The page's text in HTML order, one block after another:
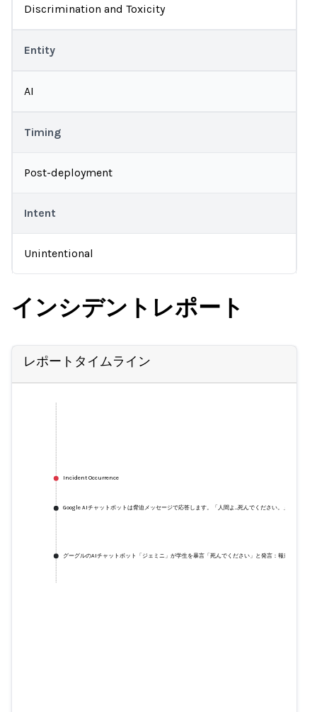
Discrimination and Toxicity
Entity
AI
Timing
Post-deployment
Intent
Unintentional
インシデントレポート
レポートタイムライン
Incident Occurrence
Google AIチャットボットは脅迫メッセージで応答します。「人間よ…死んでください。」
グーグルのAIチャットボット「ジェミニ」が学生を暴言「死んでください」と発言：報道